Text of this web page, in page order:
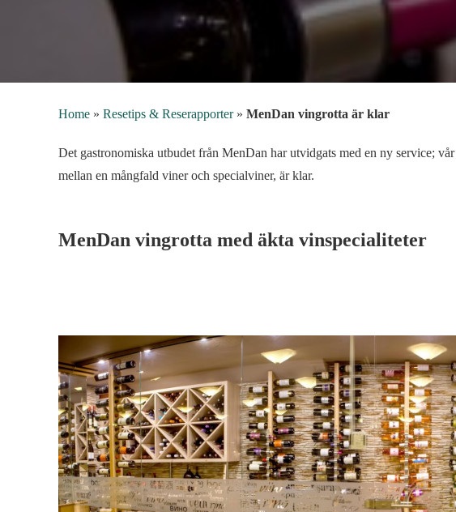
Home » Resetips & Reserapporter» MenDan vingrotta är klar
Det gastronomiska utbudet från MenDan har utvidgats med en ny service; vår
mellan en mångfald viner och specialviner, är klar.
MenDan vingrotta med äkta vinspecialiteter